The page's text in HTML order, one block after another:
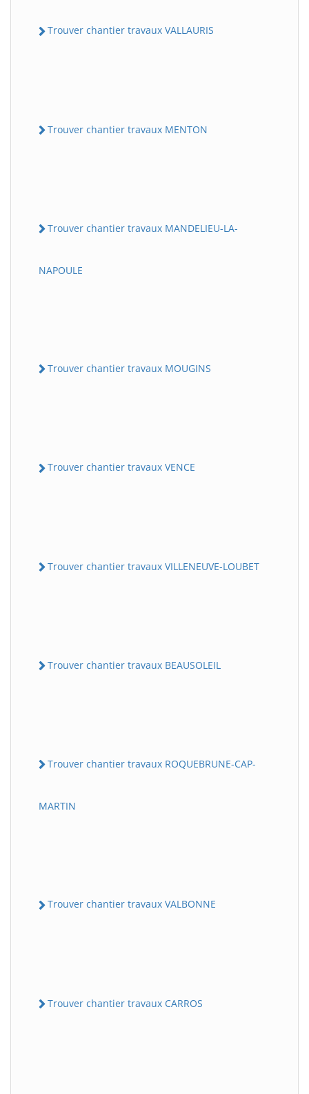
Trouver chantier travaux VALLAURIS
Trouver chantier travaux MENTON
Trouver chantier travaux MANDELIEU-LA-
NAPOULE
Trouver chantier travaux MOUGINS
Trouver chantier travaux VENCE
Trouver chantier travaux VILLENEUVE-LOUBET
Trouver chantier travaux BEAUSOLEIL
Trouver chantier travaux ROQUEBRUNE-CAP-
MARTIN
Trouver chantier travaux VALBONNE
Trouver chantier travaux CARROS